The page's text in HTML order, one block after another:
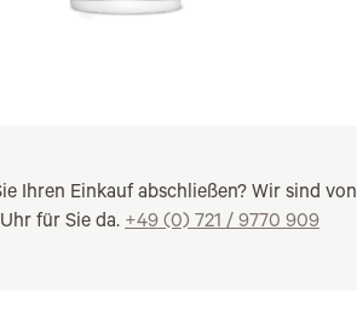
Ihren Einkauf abschließen? Wir sind von
für Sie da. +49 (0) 721 / 9770 909